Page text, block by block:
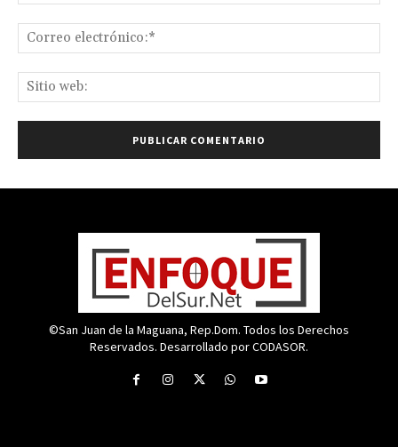
©San Juan de la Maguana, Rep.Dom. Todos los Derechos
Reservados. Desarrollado por CODASOR.